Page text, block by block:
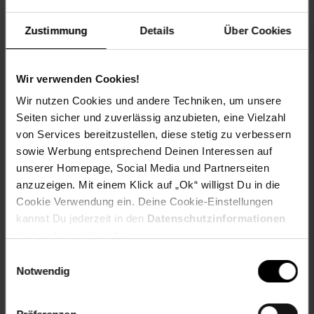
Zustimmung Details Über Cookies
Wir verwenden Cookies!
Wir nutzen Cookies und andere Techniken, um unsere
Seiten sicher und zuverlässig anzubieten, eine Vielzahl
von Services bereitzustellen, diese stetig zu verbessern
sowie Werbung entsprechend Deinen Interessen auf
unserer Homepage, Social Media und Partnerseiten
anzuzeigen. Mit einem Klick auf „Ok“ willigst Du in die
Cookie Verwendung ein. Deine Cookie-Einstellungen
kannst Du jederzeit in den Datenschutzinformationen
Notwendig
Versandinformationen
Herstellerinformationen
Altgeräterücknahme
Fußzeile
Weitere Online-Angebote
Weinwelt